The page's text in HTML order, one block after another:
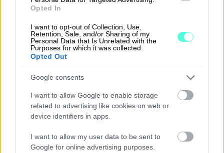
Opted In
I want to opt-out of Collection, Use,
Retention, Sale, and/or Sharing of my
Personal Data that Is Unrelated with the
Purposes for which it was collected.
Opted Out
Google consents
I want to allow Google to enable storage
related to advertising like cookies on web or
device identifiers in apps.
I want to allow my user data to be sent to
Google for online advertising purposes.
Ratkaisut
Procountor
Procountor Solo
Finago Sign